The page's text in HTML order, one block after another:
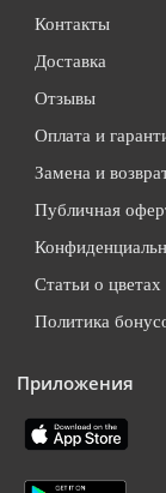
Контакты
Доставка
Отзывы
Оплата и
Замена и
Публичная
Статьи о цветах
Политика
Приложения